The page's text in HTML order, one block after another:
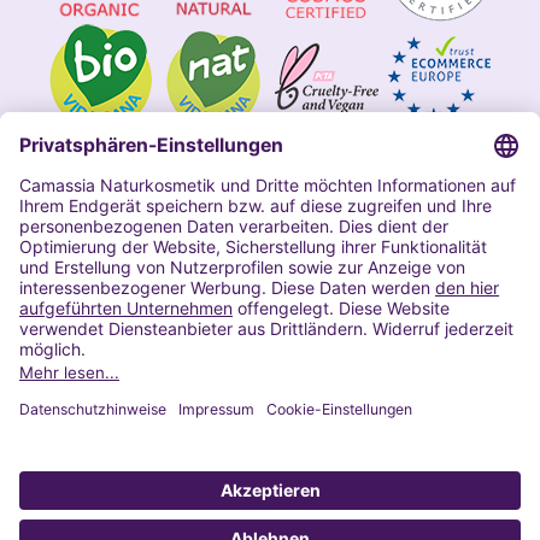
Impressum
Allgemeine Geschäftsbedingungen
Datenschutzerklärung Camassia
Widerrufsbelehrung
Copyright 2020 | Alle Rechte vorbehalten